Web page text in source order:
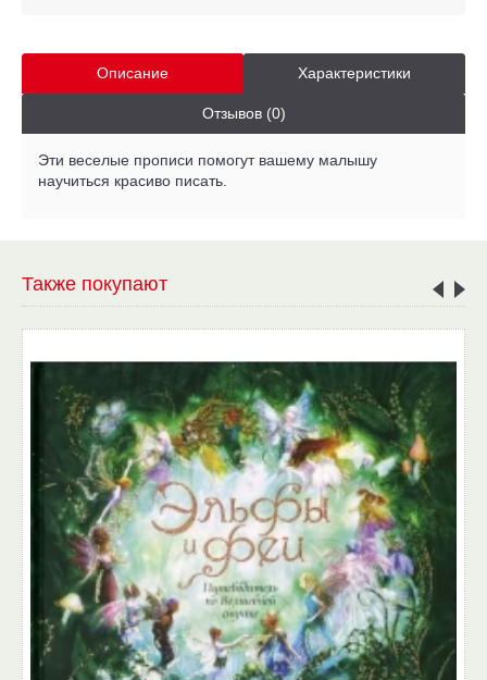
Описание Характеристики
Отзывов (0)
Эти веселые прописи помогут вашему малышу
научиться красиво писать.
Также покупают